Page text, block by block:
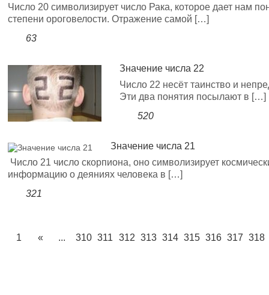
Число 20 символизирует число Рака, которое дает нам
степени ороговелости. Отражение самой […]
63
Значение числа 22
Число 22 несёт таинство и
Эти два понятия посылают в […]
520
Значение числа 21
Число 21 число скорпиона, оно символизирует
информацию о деяниях человека в […]
321
1 « ... 310 311 312 313 314 315 316 317 318